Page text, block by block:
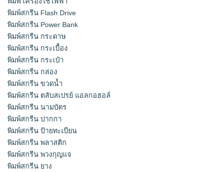
พิมพ์สกรีน Flash Drive
พิมพ์สกรีน Power Bank
พิมพ์สกรีน กระดาษ
พิมพ์สกรีน กระเบื้อง
พิมพ์สกรีน กระเป๋า
พิมพ์สกรีน กล่อง
พิมพ์สกรีน ขวดน้ำ
พิมพ์สกรีน ตลับสเปรย์ แอลกอฮอล์
พิมพ์สกรีน นามบัตร
พิมพ์สกรีน ปากกา
พิมพ์สกรีน ป้ายทะเบียน
พิมพ์สกรีน พลาสติก
พิมพ์สกรีน พวงกุญแจ
พิมพ์สกรีน ยาง